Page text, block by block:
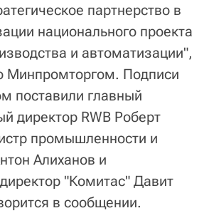
партнерство в
национального проекта
и автоматизации",
Минпромторгом. Подписи
поставили главный
директор RWB Роберт
промышленности и
Алиханов и
"Комитас" Давит
в сообщении.